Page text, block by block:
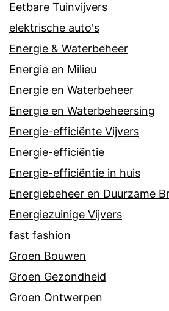
Eetbare Tuinvijvers
elektrische auto's
Energie & Waterbeheer
Energie en Milieu
Energie en Waterbeheer
Energie en Waterbeheersing
Energie-efficiënte Vijvers
Energie-efficiëntie
Energie-efficiëntie in huis
Energiebeheer en Duurzame
Energiezuinige Vijvers
fast fashion
Groen Bouwen
Groen Gezondheid
Groen Ontwerpen